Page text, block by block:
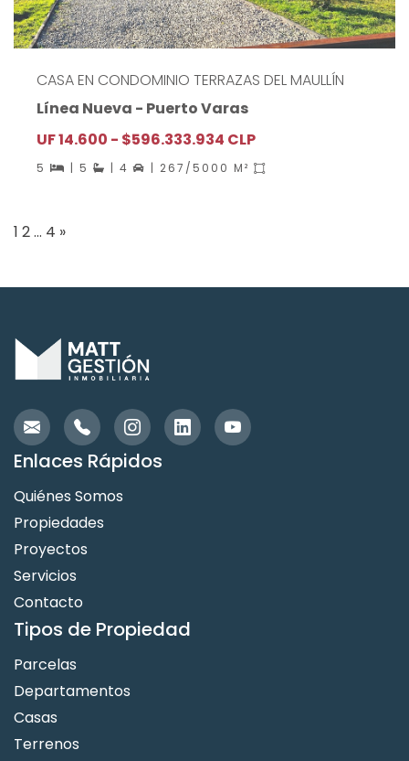
CASA EN CONDOMINIO TERRAZAS DEL MAULLÍN
Línea Nueva - Puerto Varas
UF 14.600 - $596.333.934 CLP
5 | 5 | 4 | 267/5000 M²
Paginación
1 2… 4 »
Enlaces Rápidos
Quiénes Somos
Propiedades
Proyectos
Servicios
Contacto
Tipos de Propiedad
Parcelas
Departamentos
Casas
Terrenos